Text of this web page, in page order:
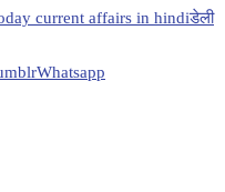
current affairs in hindiडेली
Whatsapp